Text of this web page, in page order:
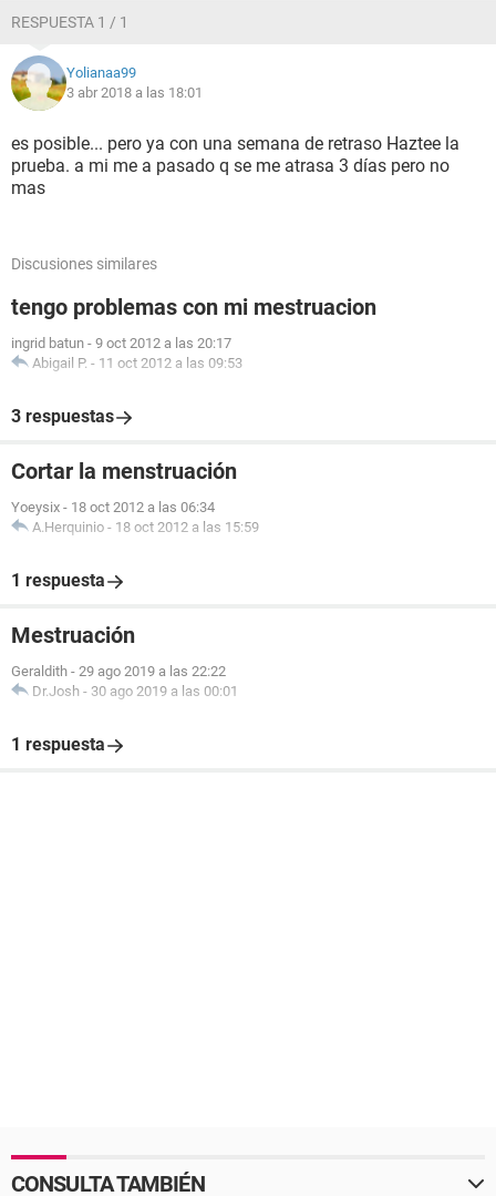
RESPUESTA 1 / 1
Yolianaa99
3 abr 2018 a las 18:01
es posible... pero ya con una semana de retraso Haztee la
prueba. a mi me a pasado q se me atrasa 3 días pero no
mas
Discusiones similares
tengo problemas con mi mestruacion
ingrid batun - 9 oct 2012 a las 20:17
Abigail P. - 11 oct 2012 a las 09:53
3 respuestas
Cortar la menstruación
Yoeysix - 18 oct 2012 a las 06:34
A.Herquinio - 18 oct 2012 a las 15:59
1 respuesta
Mestruación
Geraldith - 29 ago 2019 a las 22:22
Dr.Josh - 30 ago 2019 a las 00:01
1 respuesta
CONSULTA TAMBIÉN